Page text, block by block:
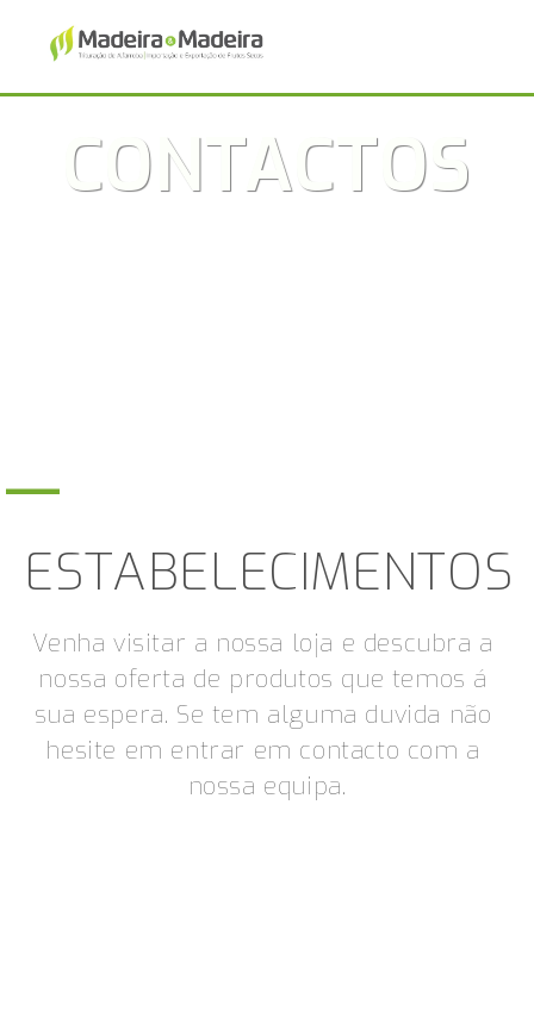
CONTACTOS
ESTABELECIMENTOS
Venha visitar a nossa loja e descubra a
nossa oferta de produtos que temos á
sua espera. Se tem alguma duvida não
hesite em entrar em contacto com a
nossa equipa.